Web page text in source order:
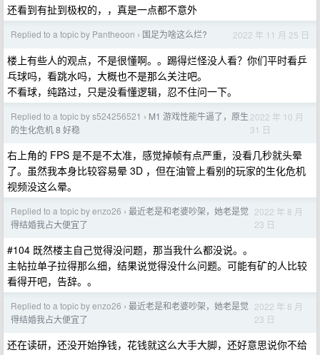
还看到有扯到极权的，，真是一点都不意外
Replied to a topic by Pantheoon › 国足为啥这么烂? 2022 年 11 月 25 日
楼上有些人的观点，不是很懂啊。。踢得烂怪没人看？你们平时看乒
乓球吗，看跳水吗，大概也不是那么关注吧。
不看球，纯路过，只是没看懂逻辑，忍不住问一下。
Replied to a topic by s524256521 › M1 游戏性能牛逼了，原生
的生化危机 8 好稳
2022 年 10 月
31 日
右上角的 FPS 是不是不太准，感觉掉帧有点严重，没看几秒就头晕
了。虽然我本身比较容易晕 3D ，但在油管上看别的玩家的生化危机
视频没这么晕。
Replied to a topic by enzo26 › 最近老是和老婆吵架，她老是觉
得结婚我占大便宜了
2022 年 8 月
23 日
#104 既然楼主自己觉得没问题，那当我什么都没说。。
主帖拉单子拉得那么细，结果说觉得没什么问题。可能有矿的人比较
看得开吧，告辞。。
Replied to a topic by enzo26 › 最近老是和老婆吵架，她老是觉
得结婚我占大便宜了
2022 年 8 月
23 日
还在读研，还没开始挣钱，花钱就这么大手大脚，还好意思说你不给